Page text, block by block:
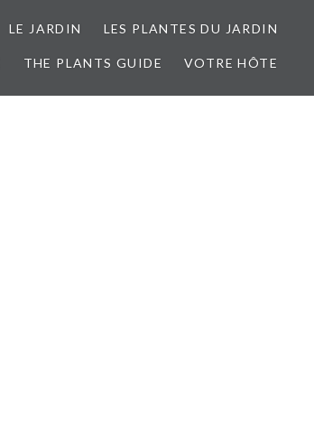
LE JARDIN LES PLANTES DU JARDIN
THE PLANTS GUIDE VOTRE HÔTE